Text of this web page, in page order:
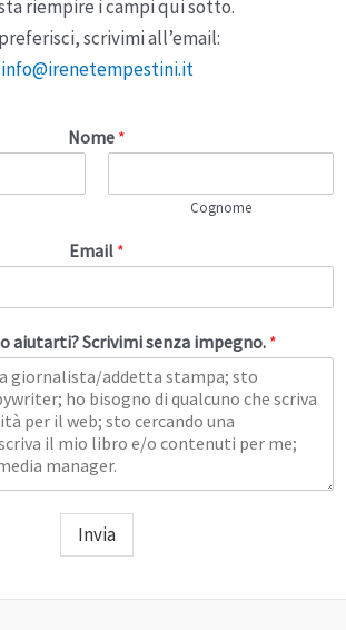
riempire i campi qui sotto.
scrivimi all’email:
info@irenetempestini.it
Nome *
Cognome
Email *
aiutarti? Scrivimi senza impegno. *
Invia